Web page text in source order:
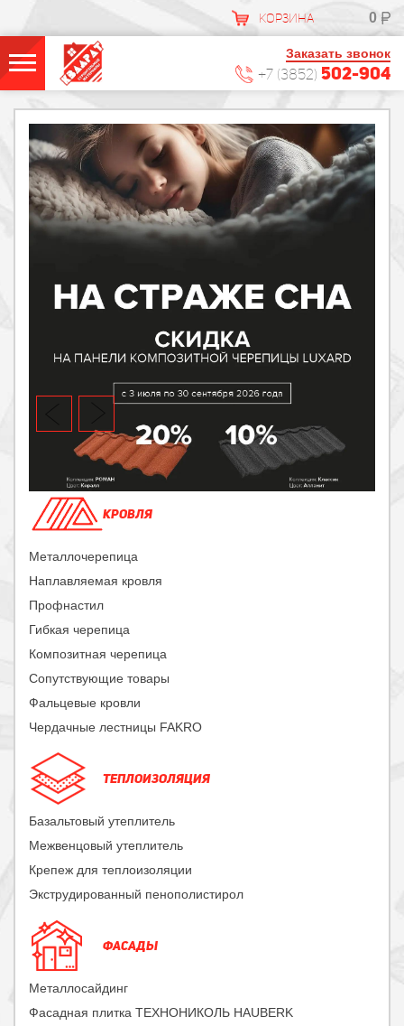
КОРЗИНА 0
Заказать звонок
+7 (3852) 502-904
PreviousNext item
КРОВЛЯ
Металлочерепица
Наплавляемая кровля
Профнастил
Гибкая черепица
Композитная черепица
Сопутствующие товары
Фальцевые кровли
Чердачные лестницы FAKRO
ТЕПЛОИЗОЛЯЦИЯ
Базальтовый утеплитель
Межвенцовый утеплитель
Крепеж для теплоизоляции
Экструдированный пенополистирол
ФАСАДЫ
Металлосайдинг
Фасадная плитка ТЕХНОНИКОЛЬ HAUBERK